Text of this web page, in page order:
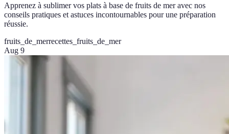
Apprenez à sublimer vos plats à base de fruits de mer avec nos
conseils pratiques et astuces incontournables pour une préparation
réussie.
fruits_de_merrecettes_fruits_de_mer
Aug 9